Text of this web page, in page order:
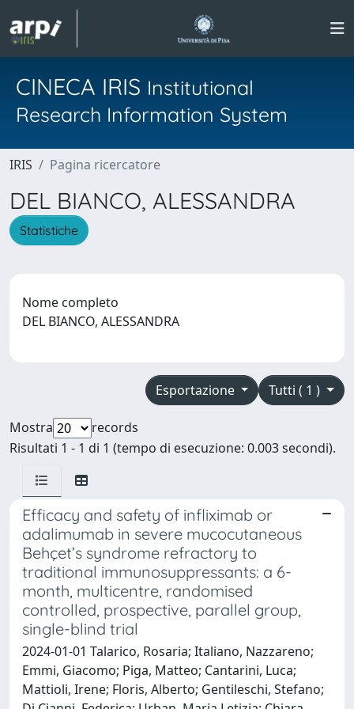
CINECA IRIS Institutional
Research Information System
IRIS Pagina ricercatore
DEL BIANCO, ALESSANDRA
Statistiche
Nome completo
DEL BIANCO, ALESSANDRA
Tutti ( 1 )
Esportazione
Mostra
records
Risultati 1 - 1 di 1 (tempo di esecuzione: 0.003 secondi).
Efficacy and safety of infliximab or
adalimumab in severe mucocutaneous
Behçet’s syndrome refractory to
traditional immunosuppressants: a 6-
month, multicentre, randomised
controlled, prospective, parallel group,
single-blind trial
2024-01-01 Talarico, Rosaria; Italiano, Nazzareno;
Emmi, Giacomo; Piga, Matteo; Cantarini, Luca;
Mattioli, Irene; Floris, Alberto; Gentileschi, Stefano;